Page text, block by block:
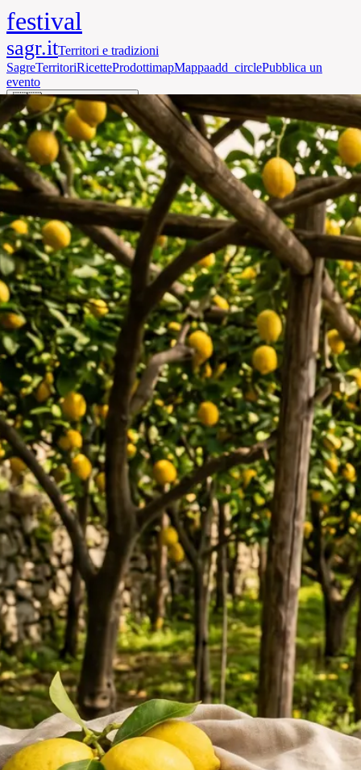
festival
sagr.itTerritori e tradizioni
SagreTerritoriRicetteProdottimapMappaadd_circlePubblica un
evento
🇮🇹ITexpand_more
searchpersonAccedi menu
Home·Campania·I Giardini di Cataldo